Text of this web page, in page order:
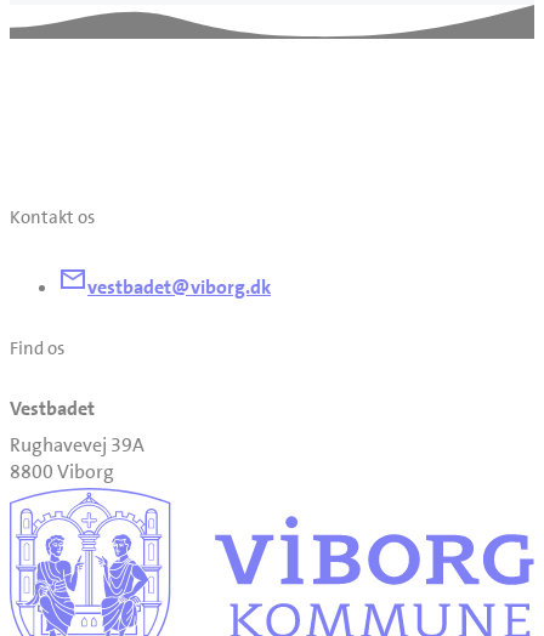
Kontakt os
vestbadet@viborg.dk
Find os
Vestbadet
Rughavevej 39A
8800 Viborg